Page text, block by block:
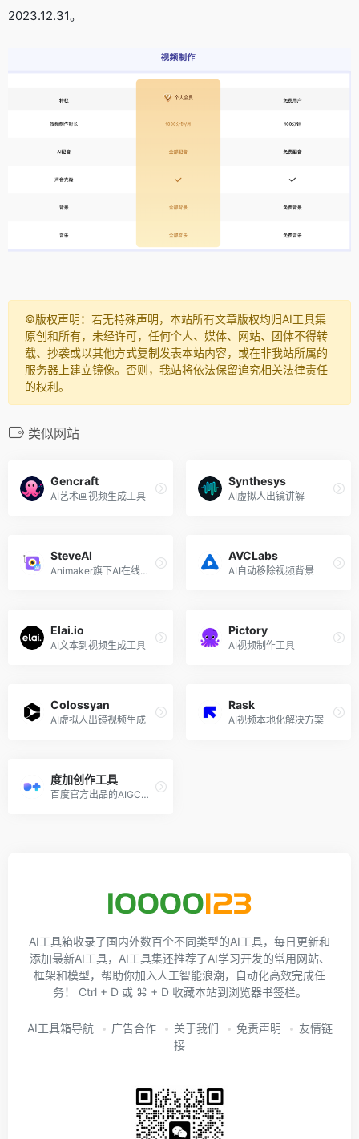
2023.12.31。
©️版权声明：若无特殊声明，本站所有文章版权均归AI工具集
原创和所有，未经许可，任何个人、媒体、网站、团体不得转
载、抄袭或以其他方式复制发表本站内容，或在非我站所属的
服务器上建立镜像。否则，我站将依法保留追究相关法律责任
的权利。
类似网站
Gencraft
AI艺术画视频生成工具
Synthesys
AI虚拟人出镜讲解
SteveAI
Animaker旗下AI在线视频制作工具
AVCLabs
AI自动移除视频背景
Elai.io
AI文本到视频生成工具
Pictory
AI视频制作工具
Colossyan
AI虚拟人出镜视频生成
Rask
AI视频本地化解决方案
度加创作工具
百度官方出品的AIGC创作平台
AI工具箱收录了国内外数百个不同类型的AI工具，每日更新和
添加最新AI工具，AI工具集还推荐了AI学习开发的常用网站、
框架和模型，帮助你加入人工智能浪潮，自动化高效完成任
务！ Ctrl + D 或 ⌘ + D 收藏本站到浏览器书签栏。
AI工具箱导航 广告合作 关于我们 免责声明
友情链
接